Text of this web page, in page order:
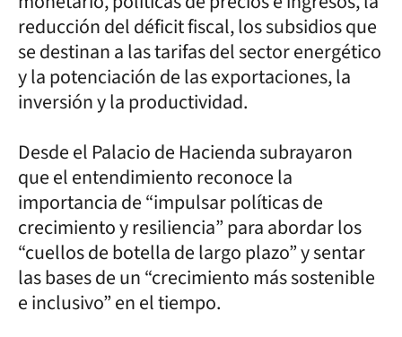
reducción del déficit fiscal, los subsidios que
se destinan a las tarifas del sector energético
y la potenciación de las exportaciones, la
inversión y la productividad.
Desde el Palacio de Hacienda subrayaron
que el entendimiento reconoce la
importancia de “impulsar políticas de
crecimiento y resiliencia” para abordar los
“cuellos de botella de largo plazo” y sentar
las bases de un “crecimiento más sostenible
e inclusivo” en el tiempo.